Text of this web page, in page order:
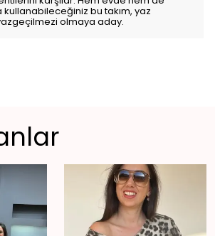
kullanabileceğiniz bu takım, yaz
olmaya aday.